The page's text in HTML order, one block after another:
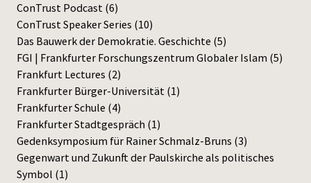
ConTrust Podcast (6)
ConTrust Speaker Series (10)
Das Bauwerk der Demokratie. Geschichte (5)
FGI | Frankfurter Forschungszentrum Globaler Islam (5)
Frankfurt Lectures (2)
Frankfurter Bürger-Universität (1)
Frankfurter Schule (4)
Frankfurter Stadtgespräch (1)
Gedenksymposium für Rainer Schmalz-Bruns (3)
Gegenwart und Zukunft der Paulskirche als politisches
Symbol (1)